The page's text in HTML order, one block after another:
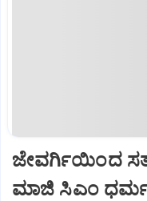
ಜೇವರ್ಗಿಯಿಂದ
ಮಾಜಿ ಸಿಎಂ